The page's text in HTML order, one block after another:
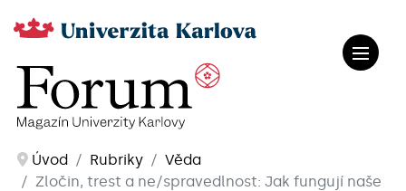
Úvod Rubriky
Věda
Zločin, trest a ne/spravedlnost: Jak fungují naše